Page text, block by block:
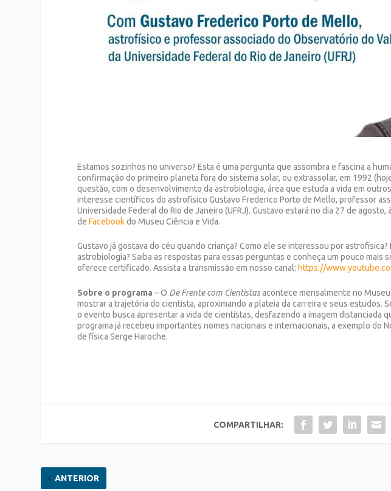
Estamos sozinhos no universo? Esta é uma pergunta que assombra e fascina a
confirmação do primeiro planeta fora do sistema solar, ou extrassolar, em 1992
questão, com o desenvolvimento da astrobiologia, área que estuda a vida em
interesse científicos do astrofísico Gustavo Frederico Porto de Mello, professor
Universidade Federal do Rio de Janeiro (UFRJ). Gustavo estará no dia 27 de agosto,
deFacebookdo Museu Ciência e Vida.
Gustavo já gostava do céu quando criança? Como ele se interessou por
astrobiologia? Saiba as respostas para essas perguntas e conheça um pouco mais
oferece certificado. Assista a transmissão em nosso canal: https://
Sobre o programa – O De Frente com Cientistasacontece mensalmente no Museu
mostrar a trajetória do cientista, aproximando a plateia da carreira e seus estudos.
o evento busca apresentar a vida de cientistas, desfazendo a imagem distanciada
programa já recebeu importantes nomes nacionais e internacionais, a exemplo do
de física Serge Haroche.
COMPARTILHAR:
ANTERIOR